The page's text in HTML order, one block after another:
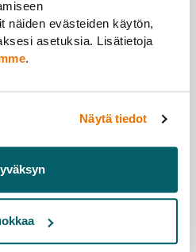
näiden evästeiden käytön,
asetuksia. Lisätietoja
.
Näytä tiedot
mellan de två kassorna
pågår från 23 december
ditt
denna period, klicka
NYHET